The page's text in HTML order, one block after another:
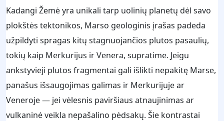
Kadangi Žemė yra unikali tarp uolinių planetų dėl savo
plokštės tektonikos, Marso geologinis įrašas padeda
užpildyti spragas kitų stagnuojančios plutos pasaulių,
tokių kaip Merkurijus ir Venera, supratime. Jeigu
ankstyvieji plutos fragmentai gali išlikti nepakitę Marse,
panašus išsaugojimas galimas ir Merkurijuje ar
Veneroje — jei vėlesnis paviršiaus atnaujinimas ar
vulkaninė veikla nepašalino pėdsakų. Šie kontrastai